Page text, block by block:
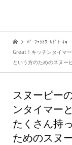
ﾊﾟｰﾌｪｸﾄﾜｰﾙﾄﾞﾄｰｷｮｰ
Great！キッチンタイマ
という方のためのスヌー
スヌーピー
ンタイマー
たくさん持
ためのスヌ